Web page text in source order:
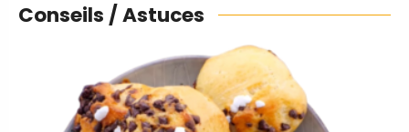
Conseils / Astuces